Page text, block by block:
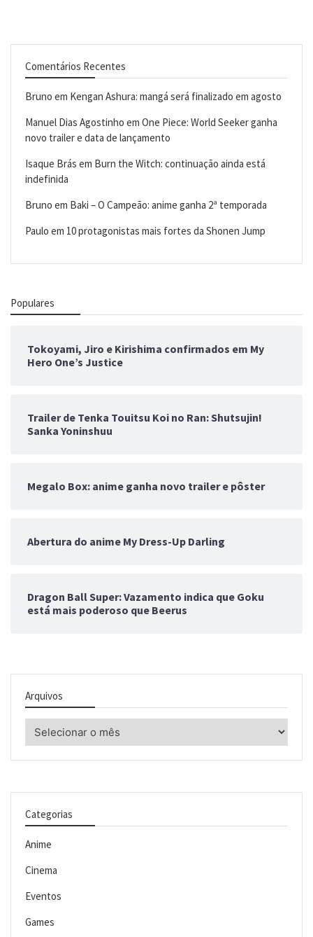
Comentários Recentes
Bruno em Kengan Ashura: mangá será finalizado em agosto
Manuel Dias Agostinho em One Piece: World Seeker ganha
novo trailer e data de lançamento
Isaque Brás em Burn the Witch: continuação ainda está
indefinida
Bruno em Baki – O Campeão: anime ganha 2ª temporada
Paulo em 10 protagonistas mais fortes da Shonen Jump
Populares
Tokoyami, Jiro e Kirishima confirmados em My
Hero One’s Justice
Trailer de Tenka Touitsu Koi no Ran: Shutsujin!
Sanka Yoninshuu
Megalo Box: anime ganha novo trailer e pôster
Abertura do anime My Dress-Up Darling
Dragon Ball Super: Vazamento indica que Goku
está mais poderoso que Beerus
Arquivos
Categorias
Anime
Cinema
Eventos
Games